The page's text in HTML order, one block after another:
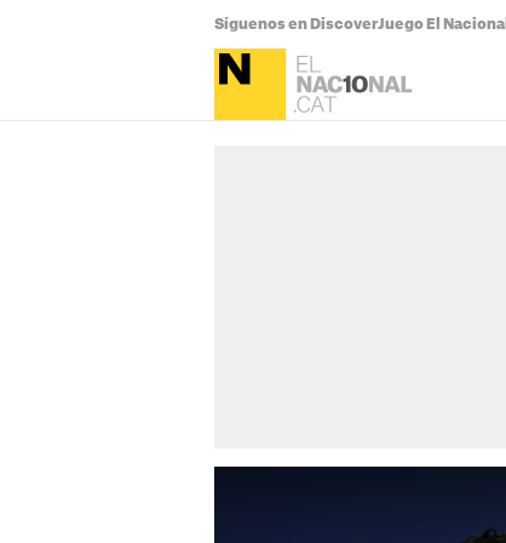
Síguenos en DiscoverJuego El Nacional